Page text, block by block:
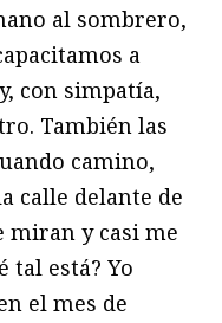
al sombrero,
a
con simpatía,
También las
camino,
calle delante de
miran y casi me
tal está? Yo
el mes de